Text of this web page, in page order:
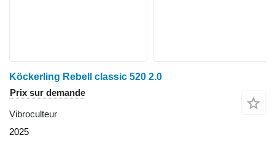
Köckerling Rebell classic 520 2.0
Prix sur demande
Vibroculteur
2025